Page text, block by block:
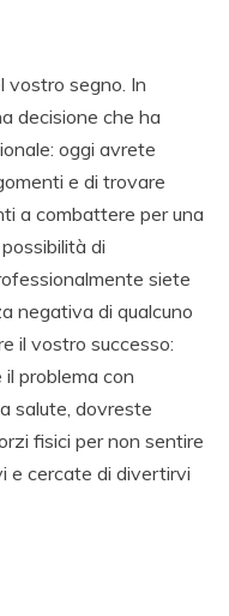
vostro segno. In
decisione che ha
oggi avrete
e di trovare
a combattere per una
di
siete
negativa di qualcuno
il vostro successo:
problema con
salute, dovreste
fisici per non sentire
e cercate di divertirvi